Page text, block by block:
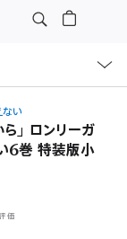
ない
」 ロンリーガ
6巻 特装版小
価